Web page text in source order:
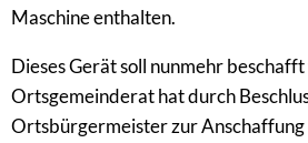
Maschine enthalten.
Dieses Gerät soll nunmehr
Ortsgemeinderat hat durch
Ortsbürgermeister zur Anschaffung